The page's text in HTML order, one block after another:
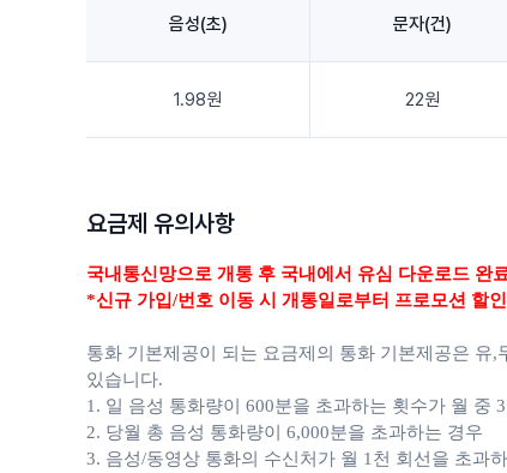
음성(초) 문자(건)
1.98원 22원
요금제 유의사항
국내통신망으로 개통 후 국내에서 유심 다운로드 완
*신규 가입/번호 이동 시 개통일로부터 프로모션 할
통화 기본제공이 되는 요금제의 통화 기본제공은 유,
있습니다.
1. 일 음성 통화량이 600분을 초과하는 횟수가 월 중
2. 당월 총 음성 통화량이 6,000분을 초과하는 경우
3. 음성/동영상 통화의 수신처가 월 1천 회선을 초과